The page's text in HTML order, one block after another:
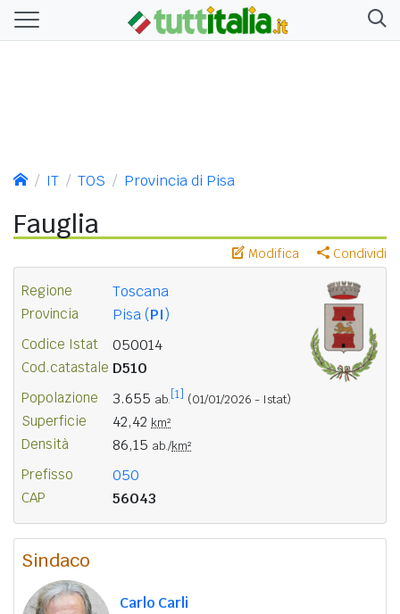
IT TOS Provincia di Pisa
Fauglia
Modifica Condividi
Regione Toscana
Provincia Pisa (PI)
Codice Istat 050014
Cod.catastale D510
Popolazione 3.655 ab. [1] (01/01/2026 - Istat)
Superficie 42,42 km²
Densità 86,15 ab./km²
Prefisso 050
CAP 56043
Sindaco
Carlo Carli